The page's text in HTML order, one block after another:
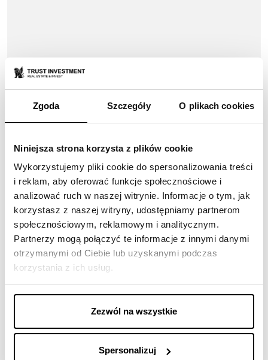
Zgoda Szczegóły O plikach cookies
Niniejsza strona korzysta z plików cookie
Wykorzystujemy pliki cookie do spersonalizowania treści
i reklam, aby oferować funkcje społecznościowe i
analizować ruch w naszej witrynie. Informacje o tym, jak
korzystasz z naszej witryny, udostępniamy partnerom
społecznościowym, reklamowym i analitycznym.
Partnerzy mogą połączyć te informacje z innymi danymi
otrzymanymi od Ciebie lub uzyskanymi podczas
korzystania z ich usług.
Zezwól na wszystkie
Spersonalizuj
10-06-2026
Sky Trust z nagrodą TopBuilder
2026